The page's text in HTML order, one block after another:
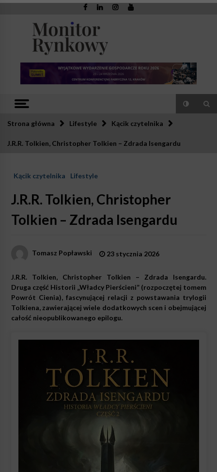
Skip
Monitor
Rynkowy
Strona główna Lifestyle Kącik czytelnika
J.R.R. Tolkien, Christopher Tolkien – Zdrada Isengardu
Kącik czytelnika Lifestyle
J.R.R. Tolkien, Christopher
Tolkien – Zdrada Isengardu
Tomasz Popławski 23 stycznia 2026
J.R.R. Tolkien, Christopher Tolkien – Zdrada Isengardu.
Druga część Historii „Władcy Pierścieni” (rozpoczętej tomem
Powrót Cienia), fascynującej relacji z powstawania trylogii
Tolkiena, zawierającej wiele dodatkowych scen i obejmującej
całość nieopublikowanego epilogu.